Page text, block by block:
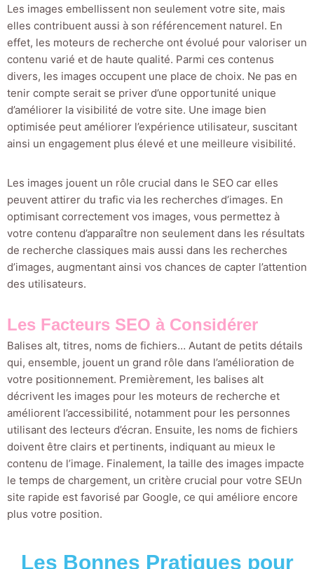
Les images embellissent non seulement votre site, mais
elles contribuent aussi à son référencement naturel. En
effet, les moteurs de recherche ont évolué pour valoriser un
contenu varié et de haute qualité. Parmi ces contenus
divers, les images occupent une place de choix. Ne pas en
tenir compte serait se priver d’une opportunité unique
d’améliorer la visibilité de votre site. Une image bien
optimisée peut améliorer l’expérience utilisateur, suscitant
ainsi un engagement plus élevé et une meilleure visibilité.
Les images jouent un rôle crucial dans le SEO car elles
peuvent attirer du trafic via les recherches d’images. En
optimisant correctement vos images, vous permettez à
votre contenu d’apparaître non seulement dans les résultats
de recherche classiques mais aussi dans les recherches
d’images, augmentant ainsi vos chances de capter l’attention
des utilisateurs.
Les Facteurs SEO à Considérer
Balises alt, titres, noms de fichiers… Autant de petits détails
qui, ensemble, jouent un grand rôle dans l’amélioration de
votre positionnement. Premièrement, les balises alt
décrivent les images pour les moteurs de recherche et
améliorent l’accessibilité, notamment pour les personnes
utilisant des lecteurs d’écran. Ensuite, les noms de fichiers
doivent être clairs et pertinents, indiquant au mieux le
contenu de l’image. Finalement, la taille des images impacte
le temps de chargement, un critère crucial pour votre SEUn
site rapide est favorisé par Google, ce qui améliore encore
plus votre position.
Les Bonnes Pratiques pour